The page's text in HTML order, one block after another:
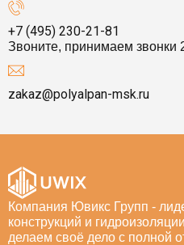
+7 (495) 230-21-81
Звоните, принимаем звонки
zakaz@polyalpan-msk.ru
Компания Ювикс Групп -
конструкций и
делаем своё дело с полной